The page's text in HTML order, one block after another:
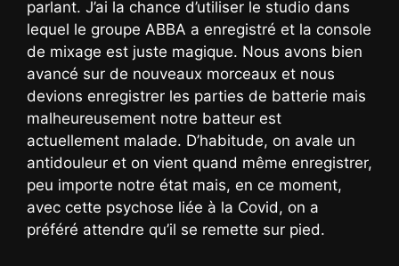
parlant. J’ai la chance d’utiliser le studio dans
lequel le groupe ABBA a enregistré et la console
de mixage est juste magique. Nous avons bien
avancé sur de nouveaux morceaux et nous
devions enregistrer les parties de batterie mais
malheureusement notre batteur est
actuellement malade. D’habitude, on avale un
antidouleur et on vient quand même enregistrer,
peu importe notre état mais, en ce moment,
avec cette psychose liée à la Covid, on a
préféré attendre qu’il se remette sur pied.